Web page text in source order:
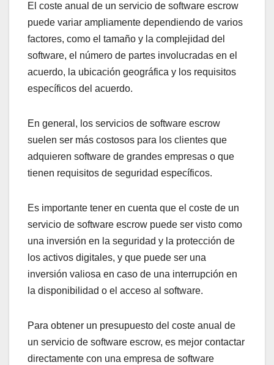
El coste anual de un servicio de software escrow
puede variar ampliamente dependiendo de varios
factores, como el tamaño y la complejidad del
software, el número de partes involucradas en el
acuerdo, la ubicación geográfica y los requisitos
específicos del acuerdo.
En general, los servicios de software escrow
suelen ser más costosos para los clientes que
adquieren software de grandes empresas o que
tienen requisitos de seguridad específicos.
Es importante tener en cuenta que el coste de un
servicio de software escrow puede ser visto como
una inversión en la seguridad y la protección de
los activos digitales, y que puede ser una
inversión valiosa en caso de una interrupción en
la disponibilidad o el acceso al software.
Para obtener un presupuesto del coste anual de
un servicio de software escrow, es mejor contactar
directamente con una empresa de software